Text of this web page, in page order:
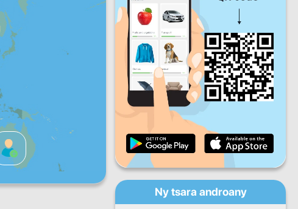
Sabotsy Alahady
Fandrosoana isan'andro
Fandrosoana isambolana
Fandrosoana ankapobeny
Ny tsara androany